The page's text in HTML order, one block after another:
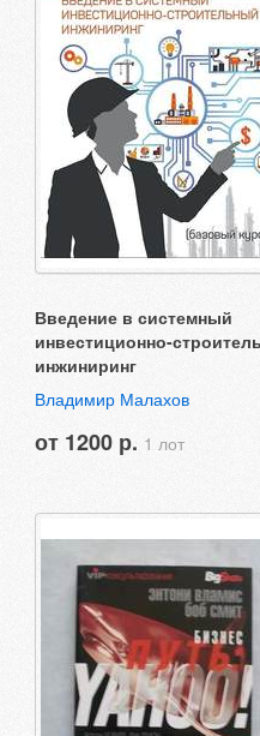
Введение в системный
инвестиционно-
инжиниринг
Владимир Малахов
от 1200 р. 1 лот